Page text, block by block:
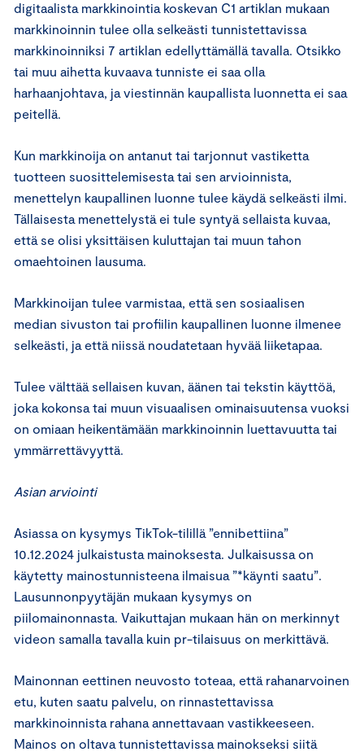
digitaalista markkinointia koskevan C1 artiklan mukaan
markkinoinnin tulee olla selkeästi tunnistettavissa
markkinoinniksi 7 artiklan edellyttämällä tavalla. Otsikko
tai muu aihetta kuvaava tunniste ei saa olla
harhaanjohtava, ja viestinnän kaupallista luonnetta ei saa
peitellä.
Kun markkinoija on antanut tai tarjonnut vastiketta
tuotteen suosittelemisesta tai sen arvioinnista,
menettelyn kaupallinen luonne tulee käydä selkeästi ilmi.
Tällaisesta menettelystä ei tule syntyä sellaista kuvaa,
että se olisi yksittäisen kuluttajan tai muun tahon
omaehtoinen lausuma.
Markkinoijan tulee varmistaa, että sen sosiaalisen
median sivuston tai profiilin kaupallinen luonne ilmenee
selkeästi, ja että niissä noudatetaan hyvää liiketapaa.
Tulee välttää sellaisen kuvan, äänen tai tekstin käyttöä,
joka kokonsa tai muun visuaalisen ominaisuutensa vuoksi
on omiaan heikentämään markkinoinnin luettavuutta tai
ymmärrettävyyttä.
Asian arviointi
Asiassa on kysymys TikTok-tilillä ”ennibettiina”
10.12.2024 julkaistusta mainoksesta. Julkaisussa on
käytetty mainostunnisteena ilmaisua ”*käynti saatu”.
Lausunnonpyytäjän mukaan kysymys on
piilomainonnasta. Vaikuttajan mukaan hän on merkinnyt
videon samalla tavalla kuin pr-tilaisuus on merkittävä.
Mainonnan eettinen neuvosto toteaa, että rahanarvoinen
etu, kuten saatu palvelu, on rinnastettavissa
markkinoinnista rahana annettavaan vastikkeeseen.
Mainos on oltava tunnistettavissa mainokseksi siitä